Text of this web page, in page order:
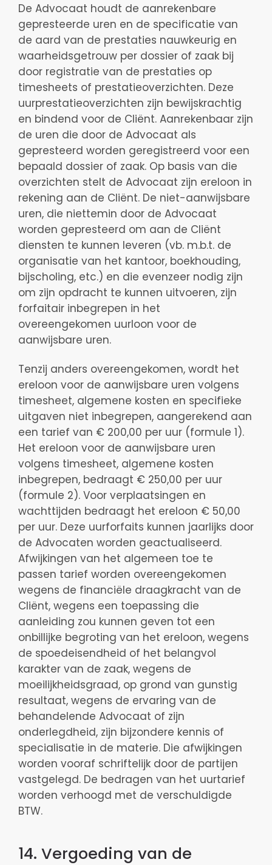
De Advocaat houdt de aanrekenbare
gepresteerde uren en de specificatie van
de aard van de prestaties nauwkeurig en
waarheidsgetrouw per dossier of zaak bij
door registratie van de prestaties op
timesheets of prestatieoverzichten. Deze
uurprestatieoverzichten zijn bewijskrachtig
en bindend voor de Cliënt. Aanrekenbaar zijn
de uren die door de Advocaat als
gepresteerd worden geregistreerd voor een
bepaald dossier of zaak. Op basis van die
overzichten stelt de Advocaat zijn ereloon in
rekening aan de Cliënt. De niet-aanwijsbare
uren, die niettemin door de Advocaat
worden gepresteerd om aan de Cliënt
diensten te kunnen leveren (vb. m.b.t. de
organisatie van het kantoor, boekhouding,
bijscholing, etc.) en die evenzeer nodig zijn
om zijn opdracht te kunnen uitvoeren, zijn
forfaitair inbegrepen in het
overeengekomen uurloon voor de
aanwijsbare uren.
Tenzij anders overeengekomen, wordt het
ereloon voor de aanwijsbare uren volgens
timesheet, algemene kosten en specifieke
uitgaven niet inbegrepen, aangerekend aan
een tarief van € 200,00 per uur (formule 1).
Het ereloon voor de aanwijsbare uren
volgens timesheet, algemene kosten
inbegrepen, bedraagt € 250,00 per uur
(formule 2). Voor verplaatsingen en
wachttijden bedraagt het ereloon € 50,00
per uur. Deze uurforfaits kunnen jaarlijks door
de Advocaten worden geactualiseerd.
Afwijkingen van het algemeen toe te
passen tarief worden overeengekomen
wegens de financiële draagkracht van de
Cliënt, wegens een toepassing die
aanleiding zou kunnen geven tot een
onbillijke begroting van het ereloon, wegens
de spoedeisendheid of het belangvol
karakter van de zaak, wegens de
moeilijkheidsgraad, op grond van gunstig
resultaat, wegens de ervaring van de
behandelende Advocaat of zijn
onderlegdheid, zijn bijzondere kennis of
specialisatie in de materie. Die afwijkingen
worden vooraf schriftelijk door de partijen
vastgelegd. De bedragen van het uurtarief
worden verhoogd met de verschuldigde
BTW.
14. Vergoeding van de